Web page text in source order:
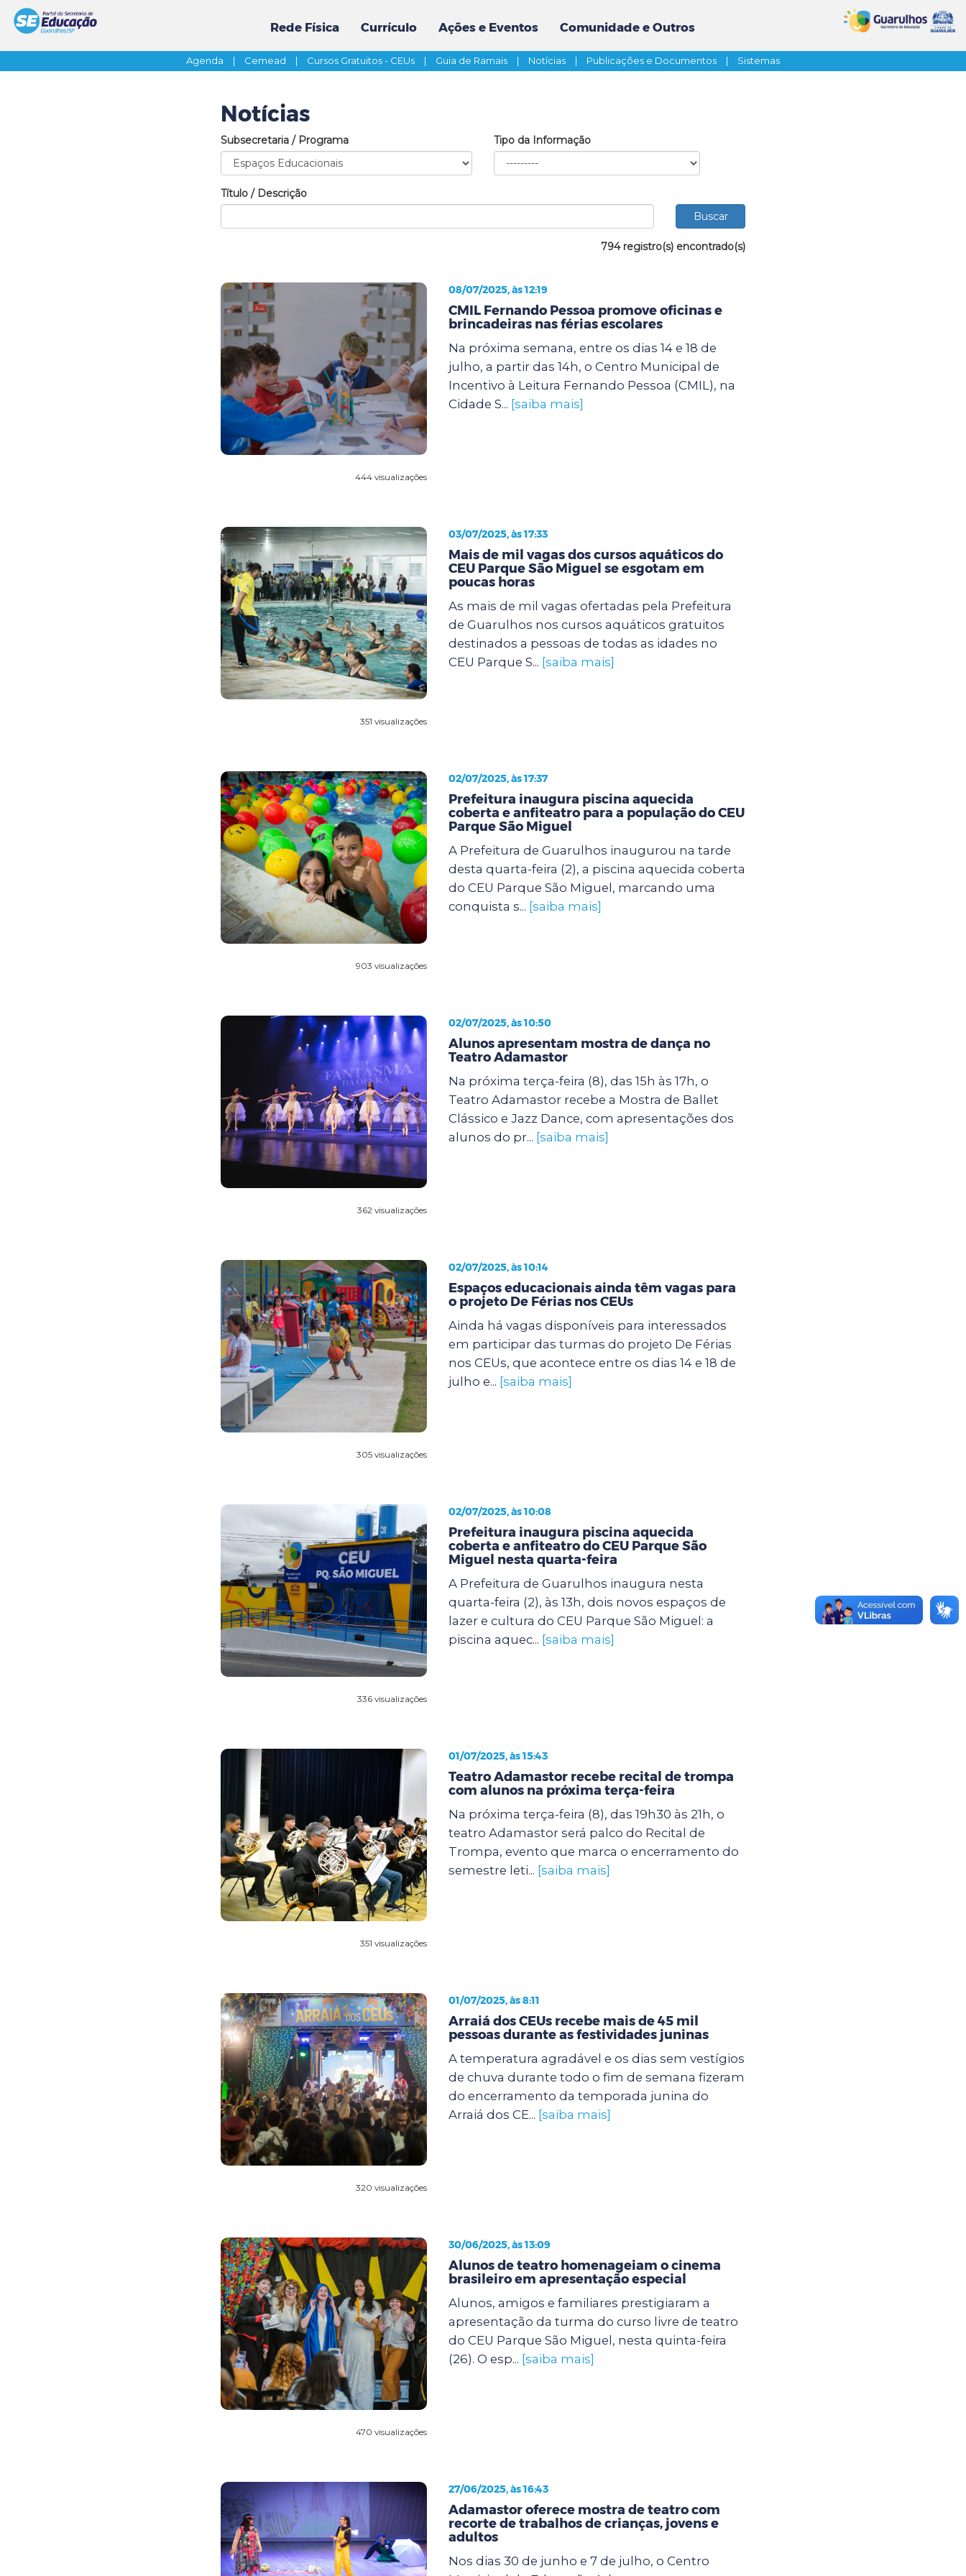
Rede Física Currículo Ações e Eventos Comunidade e Outros
Agenda | Cemead | Cursos Gratuitos - CEUs | Guia de Ramais | Notícias | Publicações e Documentos | Sistemas
Notícias
Subsecretaria / Programa Tipo da Informação
Título / Descrição
794 registro(s) encontrado(s)
444 visualizações
08/07/2025, às 12:19
CMIL Fernando Pessoa promove oficinas e
brincadeiras nas férias escolares
Na próxima semana, entre os dias 14 e 18 de
julho, a partir das 14h, o Centro Municipal de
Incentivo à Leitura Fernando Pessoa (CMIL), na
Cidade S... [saiba mais]
351 visualizações
03/07/2025, às 17:33
Mais de mil vagas dos cursos aquáticos do
CEU Parque São Miguel se esgotam em
poucas horas
As mais de mil vagas ofertadas pela Prefeitura
de Guarulhos nos cursos aquáticos gratuitos
destinados a pessoas de todas as idades no
CEU Parque S... [saiba mais]
903 visualizações
02/07/2025, às 17:37
Prefeitura inaugura piscina aquecida
coberta e anfiteatro para a população do CEU
Parque São Miguel
A Prefeitura de Guarulhos inaugurou na tarde
desta quarta-feira (2), a piscina aquecida coberta
do CEU Parque São Miguel, marcando uma
conquista s... [saiba mais]
362 visualizações
02/07/2025, às 10:50
Alunos apresentam mostra de dança no
Teatro Adamastor
Na próxima terça-feira (8), das 15h às 17h, o
Teatro Adamastor recebe a Mostra de Ballet
Clássico e Jazz Dance, com apresentações dos
alunos do pr... [saiba mais]
305 visualizações
02/07/2025, às 10:14
Espaços educacionais ainda têm vagas para
o projeto De Férias nos CEUs
Ainda há vagas disponíveis para interessados
em participar das turmas do projeto De Férias
nos CEUs, que acontece entre os dias 14 e 18 de
julho e... [saiba mais]
336 visualizações
02/07/2025, às 10:08
Prefeitura inaugura piscina aquecida
coberta e anfiteatro do CEU Parque São
Miguel nesta quarta-feira
A Prefeitura de Guarulhos inaugura nesta
quarta-feira (2), às 13h, dois novos espaços de
lazer e cultura do CEU Parque São Miguel: a
piscina aquec... [saiba mais]
351 visualizações
01/07/2025, às 15:43
Teatro Adamastor recebe recital de trompa
com alunos na próxima terça-feira
Na próxima terça-feira (8), das 19h30 às 21h, o
teatro Adamastor será palco do Recital de
Trompa, evento que marca o encerramento do
semestre leti... [saiba mais]
320 visualizações
01/07/2025, às 8:11
Arraiá dos CEUs recebe mais de 45 mil
pessoas durante as festividades juninas
A temperatura agradável e os dias sem vestígios
de chuva durante todo o fim de semana fizeram
do encerramento da temporada junina do
Arraiá dos CE... [saiba mais]
470 visualizações
30/06/2025, às 13:09
Alunos de teatro homenageiam o cinema
brasileiro em apresentação especial
Alunos, amigos e familiares prestigiaram a
apresentação da turma do curso livre de teatro
do CEU Parque São Miguel, nesta quinta-feira
(26). O esp... [saiba mais]
27/06/2025, às 16:43
Adamastor oferece mostra de teatro com
recorte de trabalhos de crianças, jovens e
adultos
Nos dias 30 de junho e 7 de julho, o Centro